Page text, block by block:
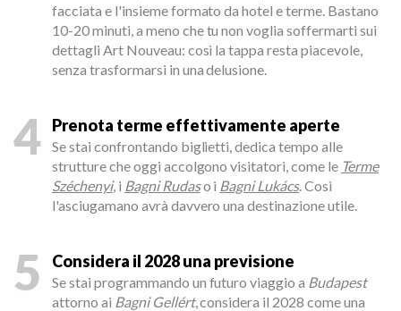
facciata e l'insieme formato da hotel e terme. Bastano
10-20 minuti, a meno che tu non voglia soffermarti sui
dettagli Art Nouveau: così la tappa resta piacevole,
senza trasformarsi in una delusione.
4 Prenota terme effettivamente aperte
Se stai confrontando biglietti, dedica tempo alle
strutture che oggi accolgono visitatori, come le Terme
Széchenyi, i Bagni Rudaso i Bagni Lukács. Così
l'asciugamano avrà davvero una destinazione utile.
5 Considera il 2028 una previsione
Se stai programmando un futuro viaggio a Budapest
attorno ai Bagni Gellért, considera il 2028 come una